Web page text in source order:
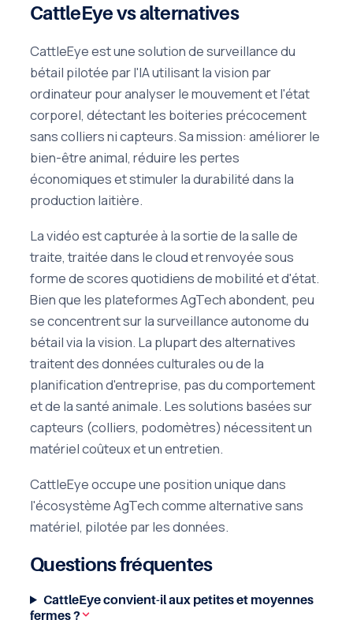
CattleEye vs alternatives
CattleEye est une solution de surveillance du
bétail pilotée par l'IA utilisant la vision par
ordinateur pour analyser le mouvement et l'état
corporel, détectant les boiteries précocement
sans colliers ni capteurs. Sa mission: améliorer le
bien-être animal, réduire les pertes
économiques et stimuler la durabilité dans la
production laitière.
La vidéo est capturée à la sortie de la salle de
traite, traitée dans le cloud et renvoyée sous
forme de scores quotidiens de mobilité et d'état.
Bien que les plateformes AgTech abondent, peu
se concentrent sur la surveillance autonome du
bétail via la vision. La plupart des alternatives
traitent des données culturales ou de la
planification d'entreprise, pas du comportement
et de la santé animale. Les solutions basées sur
capteurs (colliers, podomètres) nécessitent un
matériel coûteux et un entretien.
CattleEye occupe une position unique dans
l'écosystème AgTech comme alternative sans
matériel, pilotée par les données.
Questions fréquentes
CattleEye convient-il aux petites et moyennes
fermes ?